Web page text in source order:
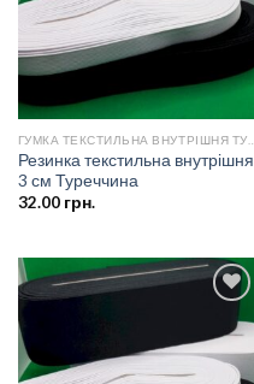
Резинка текстильна внутрішня
3 см Туреччина
32.00грн.
Додати
до
списку
бажань